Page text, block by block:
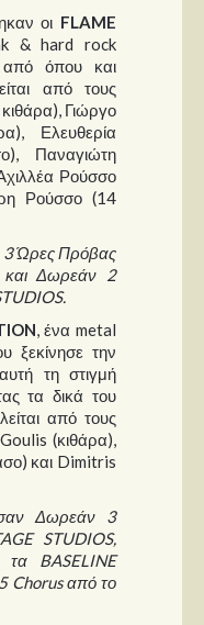
οι FLAME
& hard rock
από όπου και
από τους
Γιώργο
Ελευθερία
Παναγιώτη
Ρούσσο
Ρούσσο (14
3 Ώρες Πρόβας
και Δωρεάν 2
, ένα metal
ξεκίνησε την
τη στιγμή
τα δικά του
από τους
(κιθάρα),
και Dimitris
Δωρεάν 3
STUDIOS,
BASELINE
Chorus από το